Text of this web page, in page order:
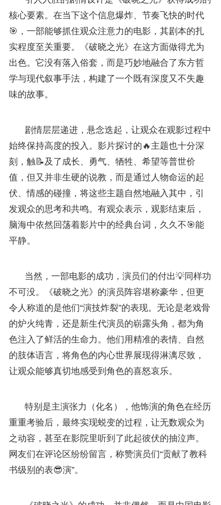
核心要素。在当下这个信息爆炸、节奏飞快的时代
🎯，一部能够抓住观众注意力的电影，其剧本的扎
实程度至关重要。《破晓之光》在这方面做得尤为
出色。它没有落入俗套，而是巧妙地融合了东方哲
学与现代叙事手法，构建了一个既有深度又不失趣
味的故事。
剧情层层递进，悬念迭起，让观众在观影过程中
始终保持高度的投入。影片探讨的🔥主题也十分深
刻，触📝及了成长、勇气、牺牲、希望等普世价
值，但又并非生硬的说教，而是通过人物命运的起
伏、情感的碰撞，将这些主题自然地融入其中，引
发观众的思考和共鸣。有观众表示，观影结束后，
脑海中依然回荡着影片中的经典台词，久久不🎯能
平静。
当然，一部电影的成功，演员们的付出💡同样功
不可没。《破晓之光》的演员阵容堪称豪华，但更
令人称道的是他们“演技炸裂”的表现。无论是老戏骨
的炉火纯青，还是新生代演员的崭露头角，都为角
色注入了鲜活的生命力。他们用精准的表情、自然
的肢体语言，将角色的内心世界展现得淋漓尽致，
让观众能够真切地感受到角色的喜怒哀乐。
特别是主演张力（化名），他饰演的角色在经历
重重考验后，最终实现蜕变的过程，让无数观众为
之动容，甚至在影院里听到了此起彼伏的抽泣声。
网友们在评论区纷纷留言，称赞演员们“贡献了教科
书级别的表😎演”。